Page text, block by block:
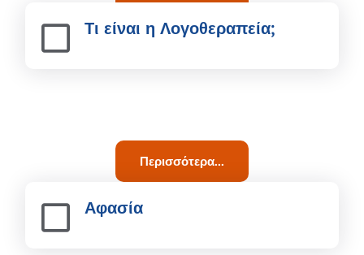
Τι είναι η Λογοθεραπεία;
Περισσότερα...
Αφασία